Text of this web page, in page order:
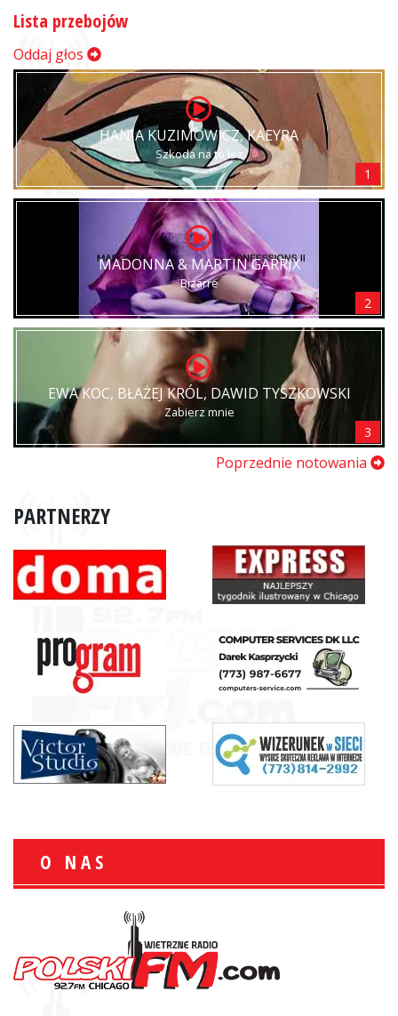
Lista przebojów
Oddaj głos
HANIA KUZIMOWICZ, KAEYRA
Szkoda na to łez
1
MADONNA & MARTIN GARRIX
Bizarre
2
EWA KOC, BŁAŻEJ KRÓL, DAWID TYSZKOWSKI
Zabierz mnie
3
Poprzednie notowania
PARTNERZY
O NAS